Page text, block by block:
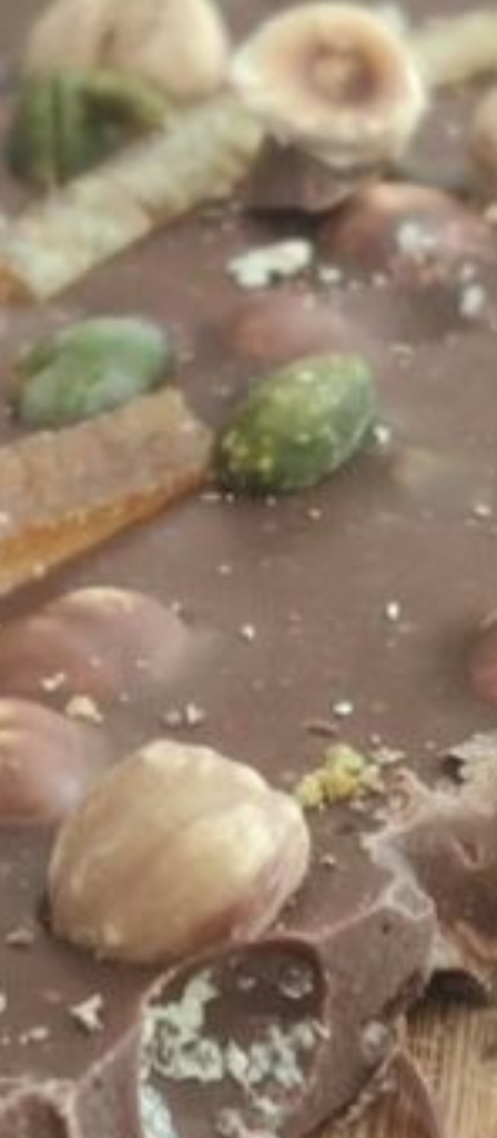
Crème de marron
27 janvier 2022
Autres bonbons / Chocolats
Pâte de marron, crème de marron, rhum
Continuer La Lecture
… 6
9
10 … 15
Retrouvez-nous